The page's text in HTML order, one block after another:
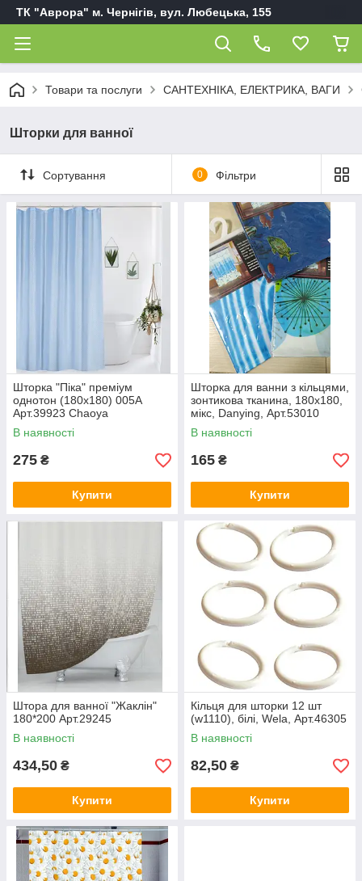
ТК "Аврора" м. Чернігів, вул. Любецька, 155
Товари та послуги САНТЕХНІКА, ЕЛЕКТРИКА, ВАГИ
Шторки для ванної
Сортування 0 Фільтри
Шторка "Піка" преміум
однотон (180х180) 005А
Арт.39923 Chaoya
В наявності
275 ₴
Купити
Шторка для ванни з кільцями,
зонтикова тканина, 180х180,
мікс, Danying, Арт.53010
В наявності
165 ₴
Купити
Штора для ванної "Жаклін"
180*200 Арт.29245
В наявності
434,50 ₴
Купити
Кільця для шторки 12 шт
(w1110), білі, Wela, Арт.46305
В наявності
82,50 ₴
Купити